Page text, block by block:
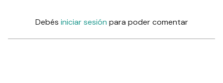
Debés iniciar sesión para poder comentar